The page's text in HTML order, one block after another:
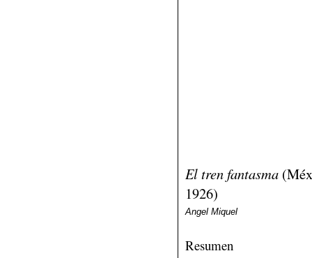
El tren fantasma
1926)
Angel Miquel
Resumen